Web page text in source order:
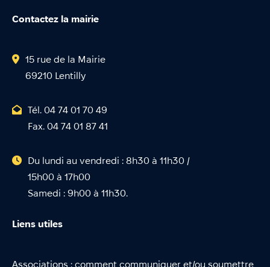
Contactez la mairie
15 rue de la Mairie
69210 Lentilly
Tél. 04 74 01 70 49
Fax. 04 74 01 87 41
Du lundi au vendredi : 8h30 à 11h30 /
15h00 à 17h00
Samedi : 9h00 à 11h30.
Liens utiles
Associations : comment communiquer et/ou soumettre